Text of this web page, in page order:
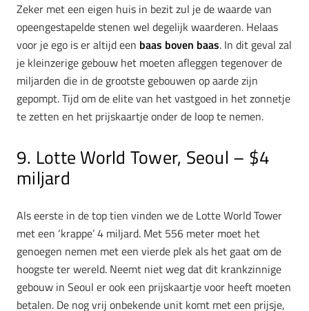
Zeker met een eigen huis in bezit zul je de waarde van
opeengestapelde stenen wel degelijk waarderen. Helaas
voor je ego is er altijd een baas boven baas. In dit geval zal
je kleinzerige gebouw het moeten afleggen tegenover de
miljarden die in de grootste gebouwen op aarde zijn
gepompt. Tijd om de elite van het vastgoed in het zonnetje
te zetten en het prijskaartje onder de loop te nemen.
9. Lotte World Tower, Seoul – $4
miljard
Als eerste in de top tien vinden we de Lotte World Tower
met een ‘krappe’ 4 miljard. Met 556 meter moet het
genoegen nemen met een vierde plek als het gaat om de
hoogste ter wereld. Neemt niet weg dat dit krankzinnige
gebouw in Seoul er ook een prijskaartje voor heeft moeten
betalen. De nog vrij onbekende unit komt met een prijsje,